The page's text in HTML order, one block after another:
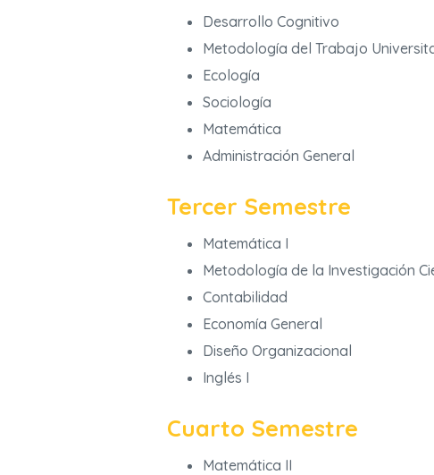
Desarrollo Cognitivo
Metodología del Trabajo
Ecología
Sociología
Matemática
Administración General
Tercer Semestre
Matemática I
Metodología de la Investigación
Contabilidad
Economía General
Diseño Organizacional
Inglés I
Cuarto Semestre
Matemática II